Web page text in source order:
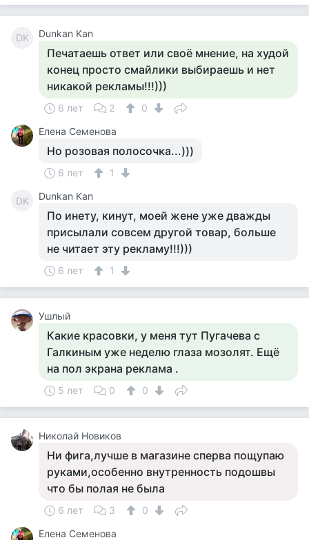
DK Dunkan Kan
Печатаешь ответ или своё мнение, на худой
конец просто смайлики выбираешь и нет
никакой рекламы!!!)))
6 лет 2
0
Елена Семенова
Но розовая полосочка...)))
6 лет 1
DK Dunkan Kan
По инету, кинут, моей жене уже дважды
присылали совсем другой товар, больше
не читает эту рекламу!!!)))
6 лет 1
Ушлый
Какие красовки, у меня тут Пугачева с
Галкиным уже неделю глаза мозолят. Ещё
на пол экрана реклама .
5 лет 0 0
Николай Новиков
Ни фига,лучше в магазине сперва пощупаю
руками,особенно внутренность подошвы
что бы полая не была
6 лет 3
0
Елена Семенова